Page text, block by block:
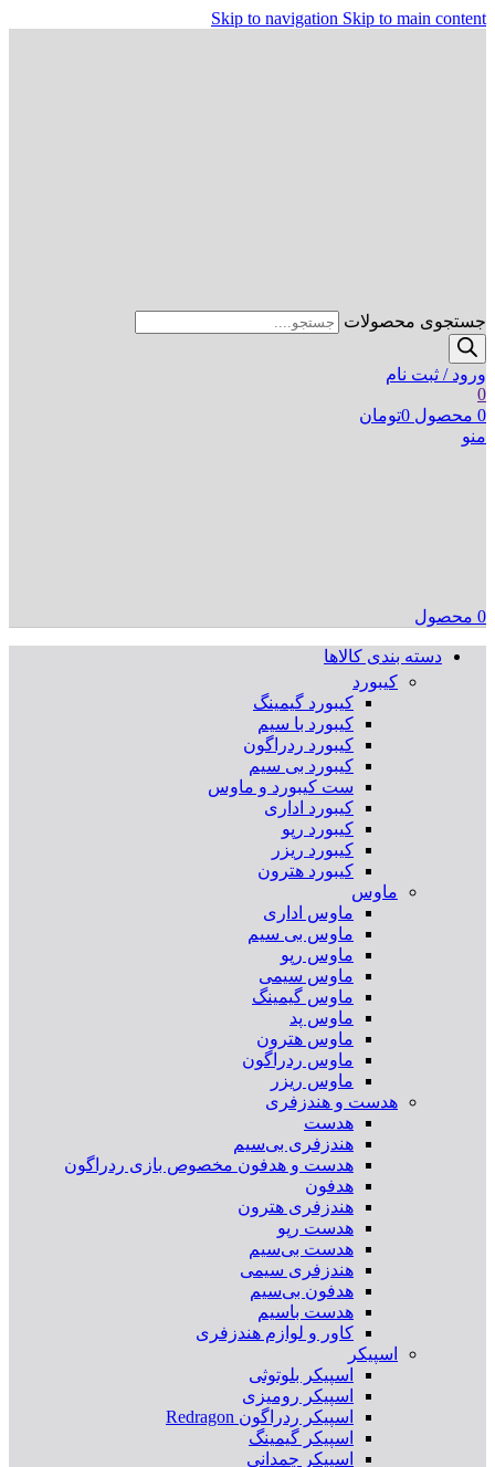
Skip to navigation Skip to main content
جستجوی محصولات
ورود / ثبت نام
0
0 محصول 0تومان
منو
0 محصول
دسته بندی کالاها
کیبورد
کیبورد گیمینگ
کیبورد با سیم
کیبورد ردراگون
کیبورد بی سیم
ست کیبورد و ماوس
کیبورد اداری
کیبورد رپو
کیبورد ریزر
کیبورد هترون
ماوس
ماوس اداری
ماوس بی سیم
ماوس رپو
ماوس سیمی
ماوس گیمینگ
ماوس پد
ماوس هترون
ماوس ردراگون
ماوس ریزر
هدست و هندزفری
هدست
هندزفری بی‌سیم
هدست و هدفون مخصوص بازی ردراگون
هدفون
هندزفری هترون
هدست رپو
هدست بی‌سیم
هندزفری سیمی
هدفون بی‌سیم
هدست باسیم
کاور و لوازم هندزفری
اسپیکر
اسپیکر بلوتوثی
اسپیکر رومیزی
اسپیکر ردراگون Redragon
اسپیکر گیمینگ
اسپیکر چمدانی